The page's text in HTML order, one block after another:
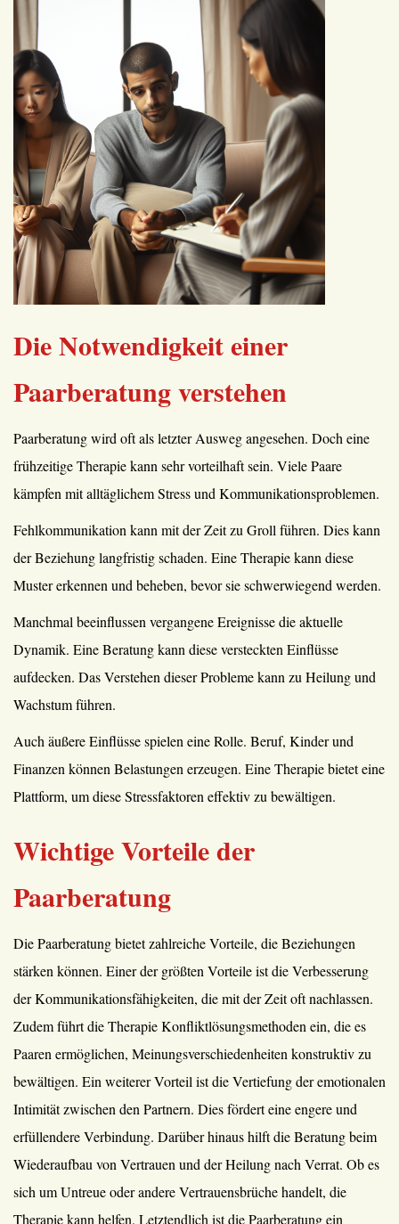
Die Notwendigkeit einer
Paarberatung verstehen
Paarberatung wird oft als letzter Ausweg angesehen. Doch eine
frühzeitige Therapie kann sehr vorteilhaft sein. Viele Paare
kämpfen mit alltäglichem Stress und Kommunikationsproblemen.
Fehlkommunikation kann mit der Zeit zu Groll führen. Dies kann
der Beziehung langfristig schaden. Eine Therapie kann diese
Muster erkennen und beheben, bevor sie schwerwiegend werden.
Manchmal beeinflussen vergangene Ereignisse die aktuelle
Dynamik. Eine Beratung kann diese versteckten Einflüsse
aufdecken. Das Verstehen dieser Probleme kann zu Heilung und
Wachstum führen.
Auch äußere Einflüsse spielen eine Rolle. Beruf, Kinder und
Finanzen können Belastungen erzeugen. Eine Therapie bietet eine
Plattform, um diese Stressfaktoren effektiv zu bewältigen.
Wichtige Vorteile der
Paarberatung
Die Paarberatung bietet zahlreiche Vorteile, die Beziehungen
stärken können. Einer der größten Vorteile ist die Verbesserung
der Kommunikationsfähigkeiten, die mit der Zeit oft nachlassen.
Zudem führt die Therapie Konfliktlösungsmethoden ein, die es
Paaren ermöglichen, Meinungsverschiedenheiten konstruktiv zu
bewältigen. Ein weiterer Vorteil ist die Vertiefung der emotionalen
Intimität zwischen den Partnern. Dies fördert eine engere und
erfüllendere Verbindung. Darüber hinaus hilft die Beratung beim
Wiederaufbau von Vertrauen und der Heilung nach Verrat. Ob es
sich um Untreue oder andere Vertrauensbrüche handelt, die
Therapie kann helfen. Letztendlich ist die Paarberatung ein